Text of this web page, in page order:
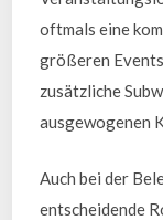
oftmals eine
größeren
zusätzliche
ausgewogenen
Auch bei der
entscheidende